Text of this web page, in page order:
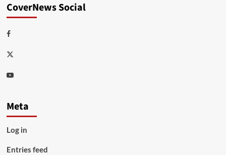
CoverNews Social
Facebook
Twitter
Youtube
Meta
Log in
Entries feed